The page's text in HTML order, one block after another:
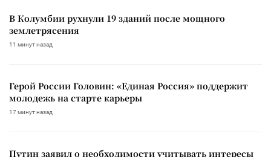
В Колумбии рухнули 19 зданий после мощного
землетрясения
11 минут назад
Герой России Головин: «Единая Россия» поддержит
молодежь на старте карьеры
17 минут назад
Путин заявил о необходимости учитывать интересы